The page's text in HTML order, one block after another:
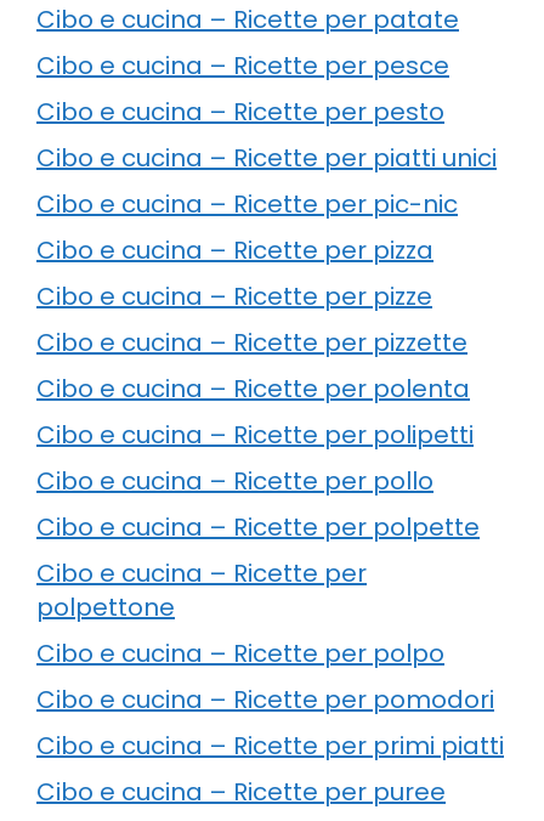
Cibo e cucina – Ricette per patate
Cibo e cucina – Ricette per pesce
Cibo e cucina – Ricette per pesto
Cibo e cucina – Ricette per piatti unici
Cibo e cucina – Ricette per pic-nic
Cibo e cucina – Ricette per pizza
Cibo e cucina – Ricette per pizze
Cibo e cucina – Ricette per pizzette
Cibo e cucina – Ricette per polenta
Cibo e cucina – Ricette per polipetti
Cibo e cucina – Ricette per pollo
Cibo e cucina – Ricette per polpette
Cibo e cucina – Ricette per
polpettone
Cibo e cucina – Ricette per polpo
Cibo e cucina – Ricette per pomodori
Cibo e cucina – Ricette per primi piatti
Cibo e cucina – Ricette per puree